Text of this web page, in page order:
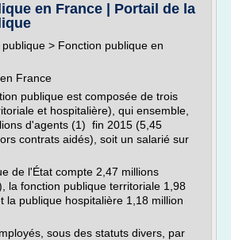
en France | Portail de la
> Fonction publique en
France
publique est composée de trois
et hospitalière), qui ensemble,
d'agents (1) fin 2015 (5,45
contrats aidés), soit un salarié sur
de l'État compte 2,47 millions
la fonction publique territoriale 1,98
la publique hospitalière 1,18 million
sous des statuts divers, par